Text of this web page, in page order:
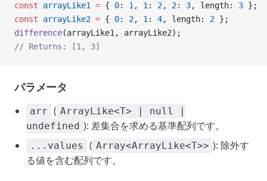
const arrayLike1 = { 0: 1 , 1 : 2, 2: 3, length: 3 };
const arrayLike2 = { 0: 2, 1 : 4, length: 2 };
difference(arrayLike1, arrayLike2);
// Returns: [1, 3]
パラメータ
arr ( ArrayLike<T> | null |
undefined ): 差集合を求める基準配列です。
...values ( Array<ArrayLike<T>> ): 除外す
る値を含む配列です。